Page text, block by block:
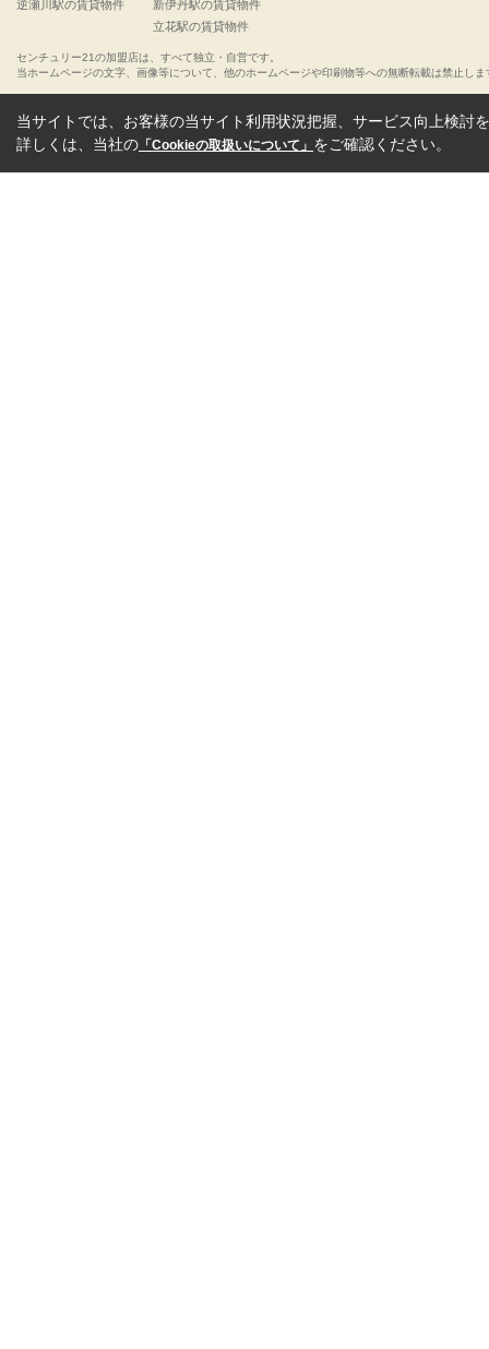
逆瀬川駅の賃貸物件
新伊丹駅の賃貸物件
立花駅の賃貸物件
センチュリー21の加盟店は、すべて独立・自営です。
当ホームページの文字、画像等について、他のホームページや印刷物等への無断転載は禁止しま
当サイトでは、お客様の当サイト利用状況把握、サービス向上検討
詳しくは、当社の 「Cookieの取扱いについて」 をご確認ください。